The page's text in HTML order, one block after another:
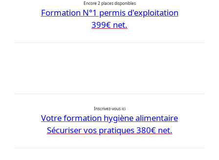
Encore 2 places disponibles
Formation N°1 permis d'exploitation
399€ net.
Inscrivez-vous ici
Votre formation hygiène alimentaire
Sécuriser vos pratiques 380€ net.